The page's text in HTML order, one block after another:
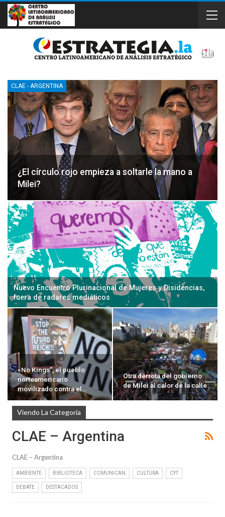
CLAE - ARGENTINA
¿El círculo rojo empieza a soltarle la mano a
Milei?
Nuevo Encuentro Plurinacional de Mujeres y Disidencias,
fuera de radares mediáticos
«No Kings”, el pueblo
norteamericano
movilizado contra el…
Otra derrota del gobierno
de Milei al calor de la calle
Viendo La Categoría
CLAE – Argentina
CLAE – Argentina
AMBIENTE BIBLIOTECA COMUNICAN CULTURA CYT
DEBATE DESTACADOS